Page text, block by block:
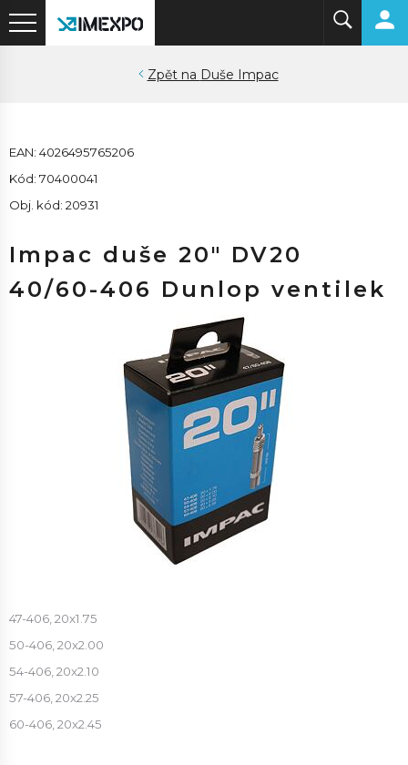
Duše Impac
EAN: 4026495765206
Kód: 70400041
Obj. kód: 20931
Impac duše 20" DV20
40/60-406 Dunlop ventilek
47-406, 20x1.75
50-406, 20x2.00
54-406, 20x2.10
57-406, 20x2.25
60-406, 20x2.45